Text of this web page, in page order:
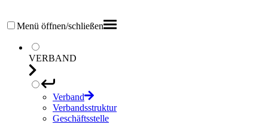
Menü öffnen/schließen
VERBAND
Verband
Verbandsstruktur
Geschäftsstelle